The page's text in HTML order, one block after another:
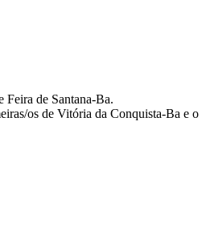
Feira de Santana-Ba.
os de Vitória da Conquista-Ba e o